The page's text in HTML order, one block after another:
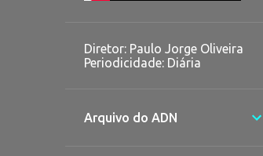
Diretor: Paulo Jorge Oliveira
Periodicidade: Diária
Arquivo do ADN